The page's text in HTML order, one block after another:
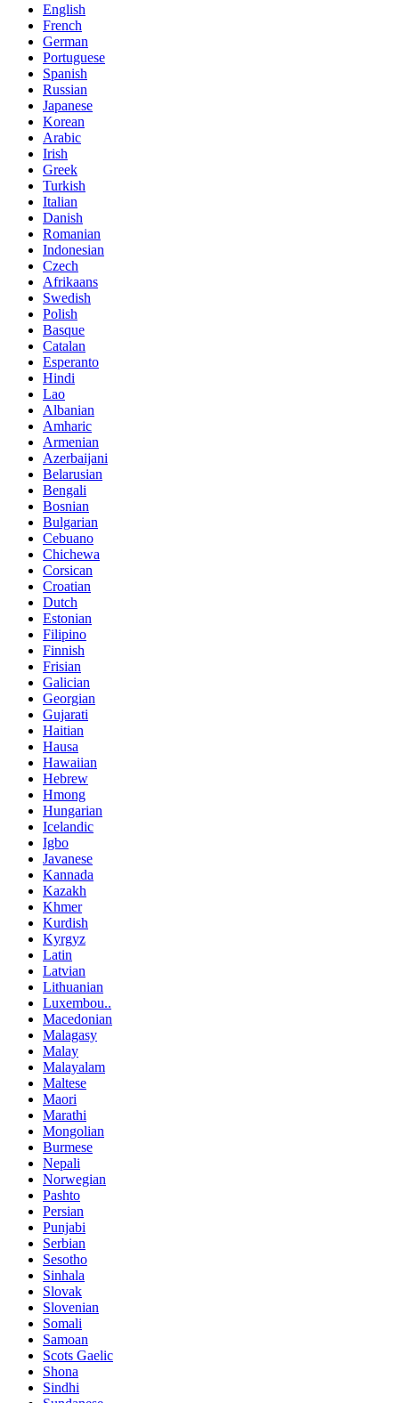
English
French
German
Portuguese
Spanish
Russian
Japanese
Korean
Arabic
Irish
Greek
Turkish
Italian
Danish
Romanian
Indonesian
Czech
Afrikaans
Swedish
Polish
Basque
Catalan
Esperanto
Hindi
Lao
Albanian
Amharic
Armenian
Azerbaijani
Belarusian
Bengali
Bosnian
Bulgarian
Cebuano
Chichewa
Corsican
Croatian
Dutch
Estonian
Filipino
Finnish
Frisian
Galician
Georgian
Gujarati
Haitian
Hausa
Hawaiian
Hebrew
Hmong
Hungarian
Icelandic
Igbo
Javanese
Kannada
Kazakh
Khmer
Kurdish
Kyrgyz
Latin
Latvian
Lithuanian
Luxembou..
Macedonian
Malagasy
Malay
Malayalam
Maltese
Maori
Marathi
Mongolian
Burmese
Nepali
Norwegian
Pashto
Persian
Punjabi
Serbian
Sesotho
Sinhala
Slovak
Slovenian
Somali
Samoan
Scots Gaelic
Shona
Sindhi